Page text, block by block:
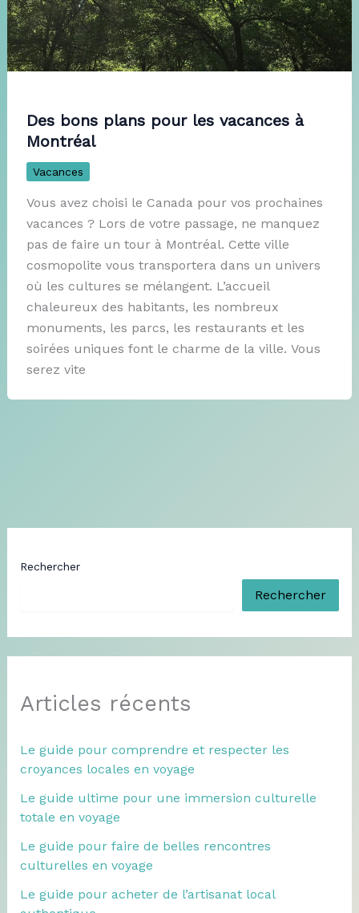
Des bons plans pour les vacances à
Montréal
Vacances
Vous avez choisi le Canada pour vos prochaines
vacances ? Lors de votre passage, ne manquez
pas de faire un tour à Montréal. Cette ville
cosmopolite vous transportera dans un univers
où les cultures se mélangent. L’accueil
chaleureux des habitants, les nombreux
monuments, les parcs, les restaurants et les
soirées uniques font le charme de la ville. Vous
serez vite
Rechercher
Rechercher
Articles récents
Le guide pour comprendre et respecter les
croyances locales en voyage
Le guide ultime pour une immersion culturelle
totale en voyage
Le guide pour faire de belles rencontres
culturelles en voyage
Le guide pour acheter de l’artisanat local